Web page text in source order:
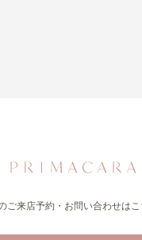
ご来店予約・お問い合わせはこ